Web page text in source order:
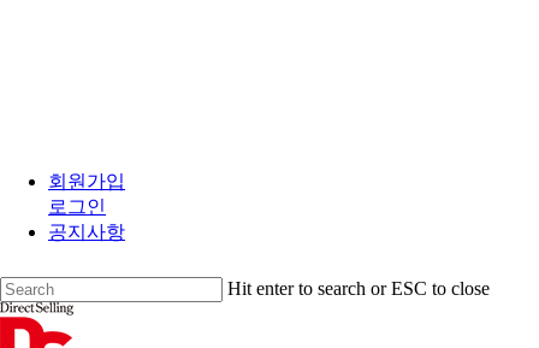
main
content
회원가입
로그인
공지사항
Hit enter to search or ESC to close
Close
Search